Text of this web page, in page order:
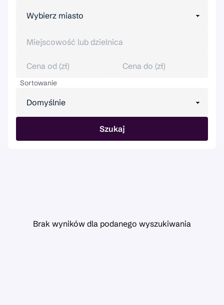
Brak wyników dla podanego wyszukiwania
Wybierz miasto
Sortowanie
Domyślnie
Szukaj